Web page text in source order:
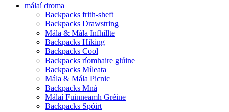
málaí droma
Backpacks frith-sheft
Backpacks Drawstring
Mála & Mála Infhillte
Backpacks Hiking
Backpacks Cool
Backpacks ríomhaire glúine
Backpacks Míleata
Mála & Mála Picnic
Backpacks Mná
Málaí Fuinneamh Gréine
Backpacks Spóirt